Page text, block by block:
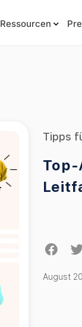
Ressourcen
Tipps
August